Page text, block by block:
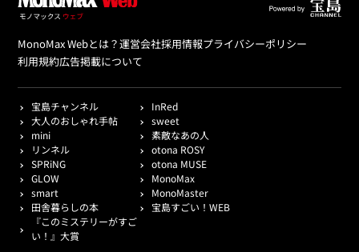
MonoMax Webとは？運営会社採用情報プライバシーポリシー
利用規約広告掲載について
宝島チャンネル
InRed
大人のおしゃれ手帖
sweet
mini
素敵なあの人
リンネル
otona ROSY
SPRiNG
otona MUSE
GLOW
MonoMax
smart
MonoMaster
田舎暮らしの本
宝島すごい！WEB
『このミステリーがすご
い！』大賞